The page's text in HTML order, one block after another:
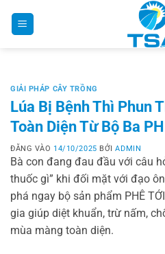
GIẢI PHÁP CÂY TRỒNG
Lúa Bị Bệnh Thì Phun
Toàn Diện Từ Bộ Ba
ĐĂNG VÀO 14/10/2025 BỞIADMIN
Bà con đang đau đầu với câu
thuốc gì” khi đối mặt với đạo
phá ngay bộ sản phẩm PHÊ
gia giúp diệt khuẩn, trừ nấm,
mùa màng toàn diện.